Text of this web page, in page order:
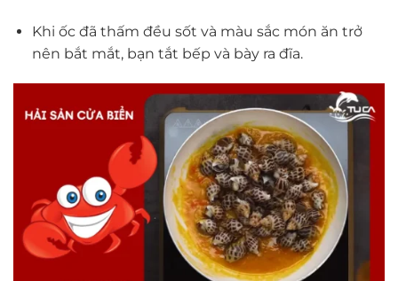
Khi ốc đã thấm đều sốt và màu sắc món ăn trở
nên bắt mắt, bạn tắt bếp và bày ra đĩa.